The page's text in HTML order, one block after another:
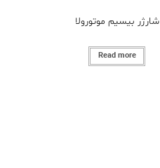
شارژر بیسیم موتورولا
Read more